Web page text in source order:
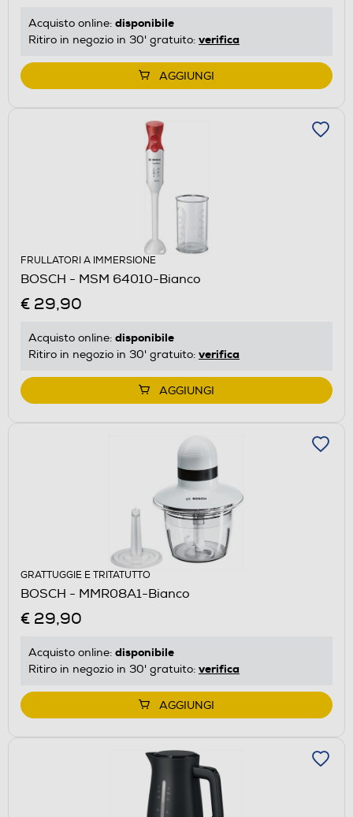
Acquisto online: disponibile
Ritiro in negozio in 30' gratuito: verifica
AGGIUNGI
FRULLATORI A IMMERSIONE
BOSCH - MSM 64010-Bianco
€ 29,90
Acquisto online: disponibile
Ritiro in negozio in 30' gratuito: verifica
AGGIUNGI
GRATTUGGIE E TRITATUTTO
BOSCH - MMR08A1-Bianco
€ 29,90
Acquisto online: disponibile
Ritiro in negozio in 30' gratuito: verifica
AGGIUNGI